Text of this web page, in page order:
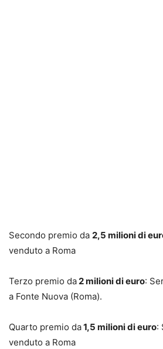
Secondo premio da 2,5 milioni di
venduto a Roma
Terzo premio da2 milioni di euro:
a Fonte Nuova (Roma).
Quarto premio da1,5 milioni di euro:
venduto a Roma